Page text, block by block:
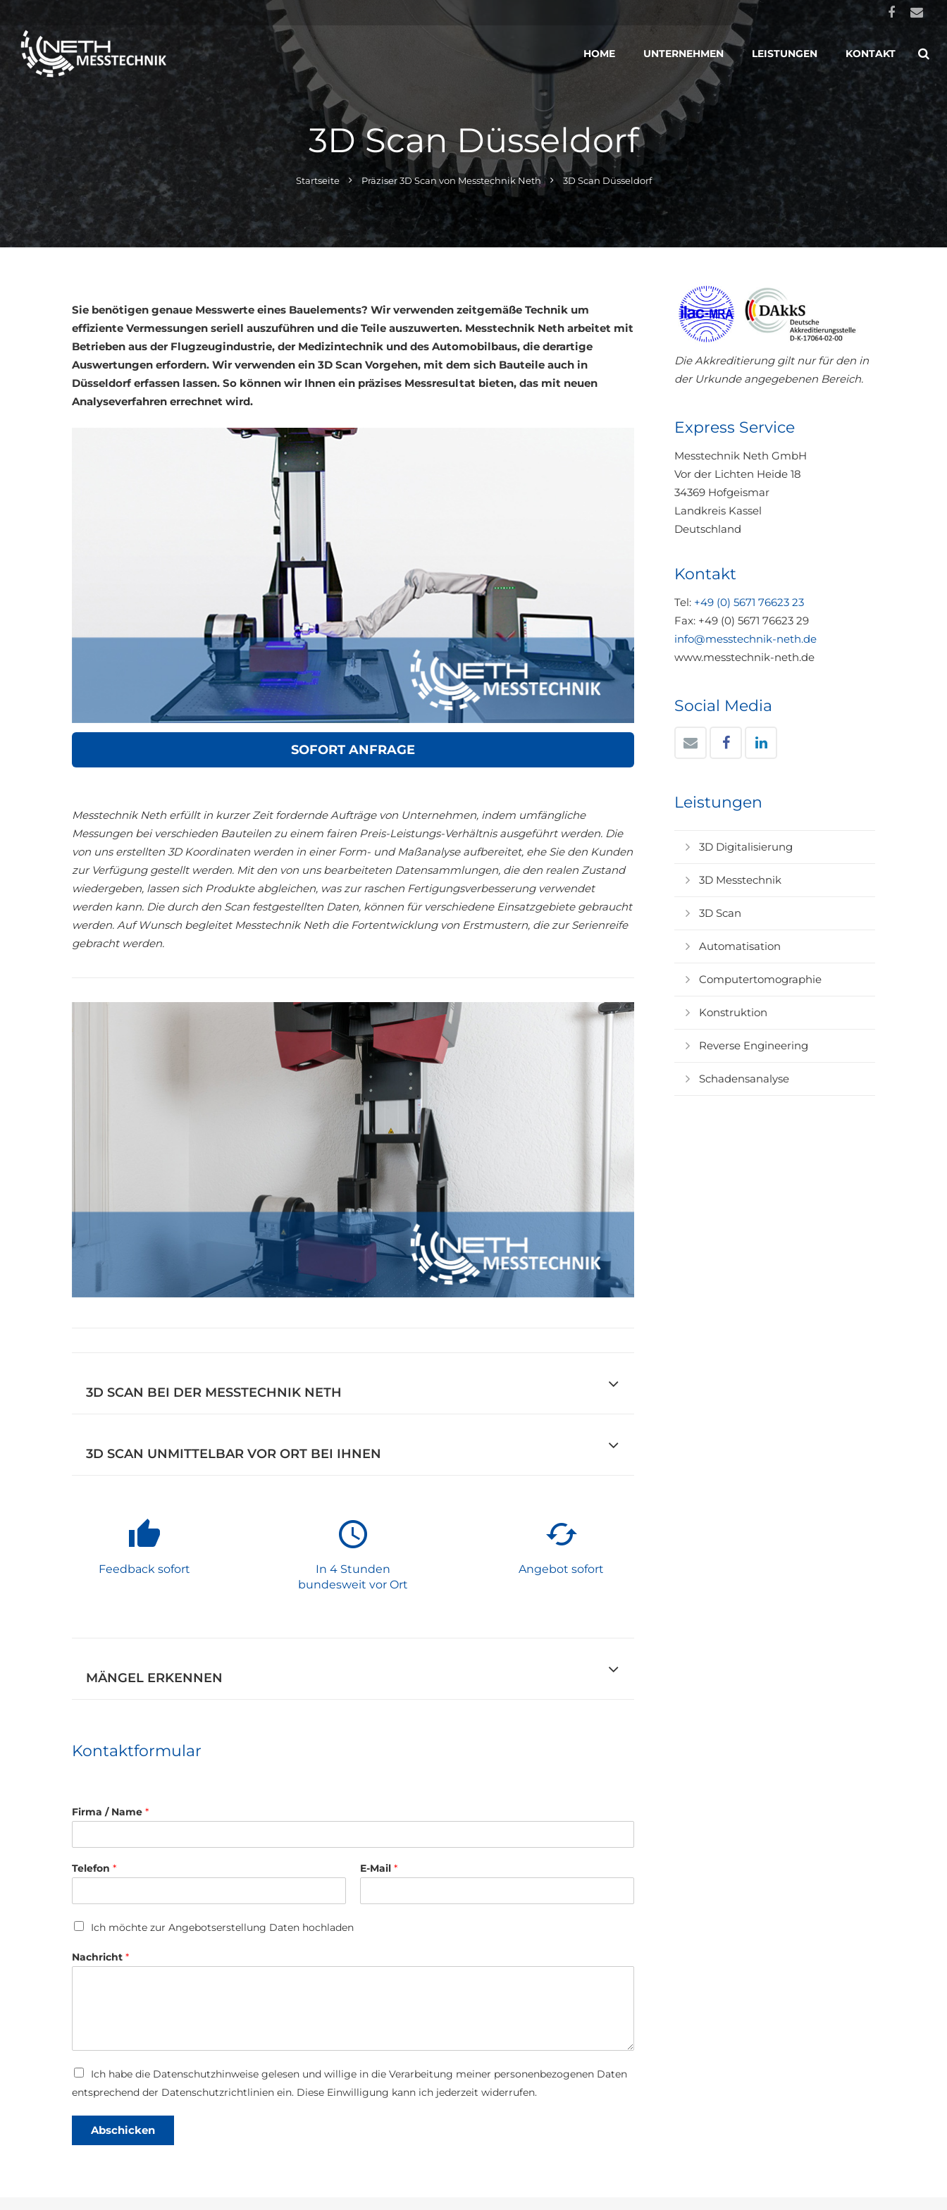
HOME UNTERNEHMEN LEISTUNGEN KONTAKT
3D Scan Düsseldorf
Startseite Präziser 3D Scan von Messtechnik Neth 3D Scan Düsseldorf
Sie benötigen genaue Messwerte eines Bauelements? Wir verwenden zeitgemäße Technik um
effiziente Vermessungen seriell auszuführen und die Teile auszuwerten. Messtechnik Neth arbeitet mit
Betrieben aus der Flugzeugindustrie, der Medizintechnik und des Automobilbaus, die derartige
Auswertungen erfordern. Wir verwenden ein 3D Scan Vorgehen, mit dem sich Bauteile auch in
Düsseldorf erfassen lassen. So können wir Ihnen ein präzises Messresultat bieten, das mit neuen
Analyseverfahren errechnet wird.
SOFORT ANFRAGE
Messtechnik Neth erfüllt in kurzer Zeit fordernde Aufträge von Unternehmen, indem umfängliche
Messungen bei verschieden Bauteilen zu einem fairen Preis-Leistungs-Verhältnis ausgeführt werden. Die
von uns erstellten 3D Koordinaten werden in einer Form- und Maßanalyse aufbereitet, ehe Sie den Kunden
zur Verfügung gestellt werden. Mit den von uns bearbeiteten Datensammlungen, die den realen Zustand
wiedergeben, lassen sich Produkte abgleichen, was zur raschen Fertigungsverbesserung verwendet
werden kann. Die durch den Scan festgestellten Daten, können für verschiedene Einsatzgebiete gebraucht
werden. Auf Wunsch begleitet Messtechnik Neth die Fortentwicklung von Erstmustern, die zur Serienreife
gebracht werden.
3D SCAN BEI DER MESSTECHNIK NETH
3D SCAN UNMITTELBAR VOR ORT BEI IHNEN
Feedback sofort
In 4 Stunden
bundesweit vor Ort
Angebot sofort
MÄNGEL ERKENNEN
Kontaktformular
Firma / Name *
Telefon * E-Mail *
U
o
Ich möchte zur Angebotserstellung Daten hochladen
Nachricht *
U
p
o
D
t
c
Ich habe die Datenschutzhinweise gelesen und willige in die Verarbeitung meiner personenbezogenen Daten
entsprechend der Datenschutzrichtlinien ein. Diese Einwilligung kann ich jederzeit widerrufen.
Abschicken
Die Akkreditierung gilt nur für den in
der Urkunde angegebenen Bereich.
Express Service
Messtechnik Neth GmbH
Vor der Lichten Heide 18
34369 Hofgeismar
Landkreis Kassel
Deutschland
Kontakt
Tel: +49 (0) 5671 76623 23
Fax: +49 (0) 5671 76623 29
info@messtechnik-neth.de
www.messtechnik-neth.de
Social Media
Leistungen
3D Digitalisierung
3D Messtechnik
3D Scan
Automatisation
Computertomographie
Konstruktion
Reverse Engineering
Schadensanalyse